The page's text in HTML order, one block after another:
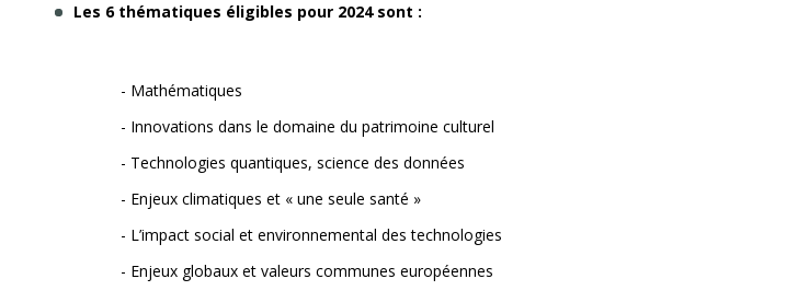
Les 6 thématiques éligibles pour 2024 sont :
- Mathématiques
- Innovations dans le domaine du patrimoine culturel
- Technologies quantiques, science des données
- Enjeux climatiques et « une seule santé »
- L’impact social et environnemental des technologies
- Enjeux globaux et valeurs communes européennes